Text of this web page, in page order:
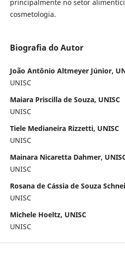
principalmente no setor
cosmetologia.
Biografia do Autor
João Antônio Altmeyer Júnior,
UNISC
Maiara Priscilla de Souza, UNISC
UNISC
Tiele Medianeira Rizzetti, UNISC
UNISC
Mainara Nicaretta Dahmer,
UNISC
Rosana de Cássia de Souza
UNISC
Michele Hoeltz, UNISC
UNISC